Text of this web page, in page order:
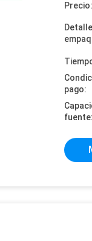
Precio:
pago: